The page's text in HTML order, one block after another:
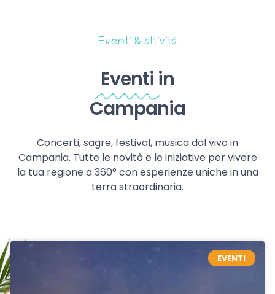
Eventi & attività
Eventi in
Campania
Concerti, sagre, festival, musica dal vivo in
Campania. Tutte le novità e le iniziative per vivere
la tua regione a 360° con esperienze uniche in una
terra straordinaria.
EVENTI